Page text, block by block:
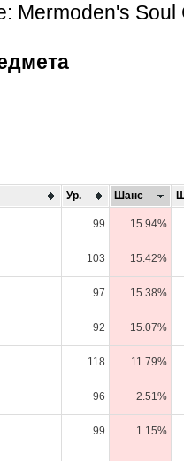
Mermoden's Soul
Ур. Шанс
99 15.94%
103 15.42%
97 15.38%
92 15.07%
118 11.79%
96 2.51%
99 1.15%